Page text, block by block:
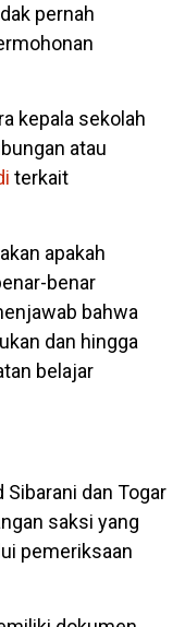
pernah
kepala sekolah
atau
terkait
apakah
benar
bahwa
dan hingga
belajar
dan Togar
saksi yang
pemeriksaan